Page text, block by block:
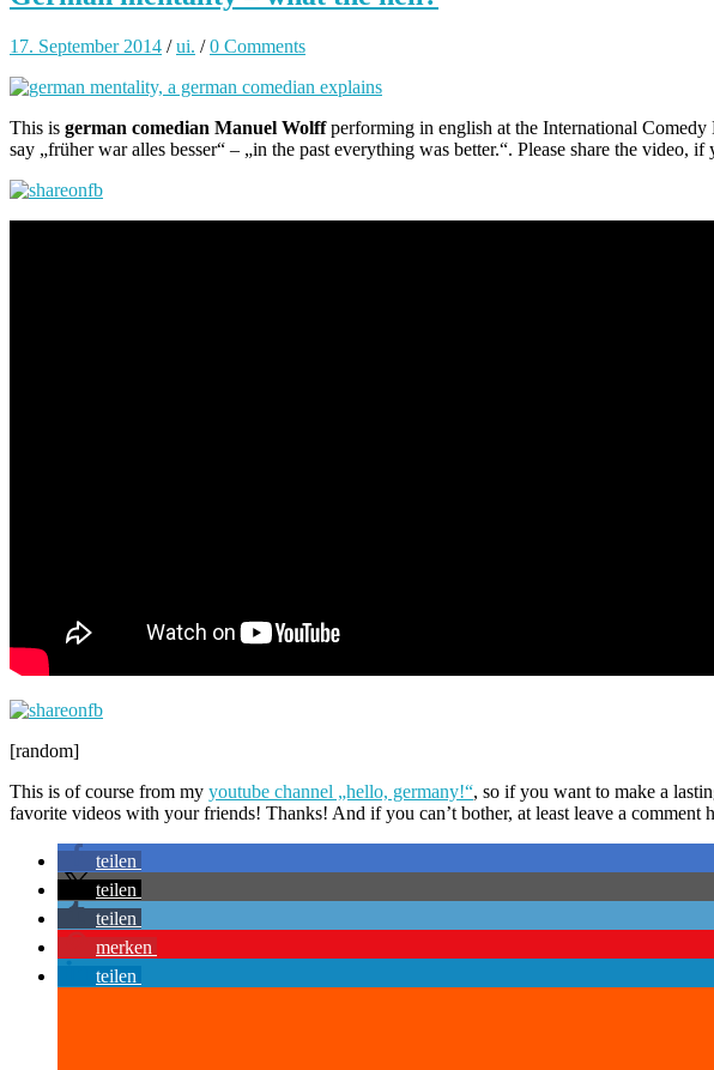
17. September 2014 /ui. /0 Comments
This is german comedian Manuel Wolffperforming in english at the International
say „früher war alles besser“ – „in the past everything was better.“. Please share the video,
[random]
This is of course from my youtube channel „hello, germany!“, so if you want to make a
favorite videos with your friends! Thanks! And if you can’t bother, at least leave a comment
teilen
teilen
teilen
merken
teilen